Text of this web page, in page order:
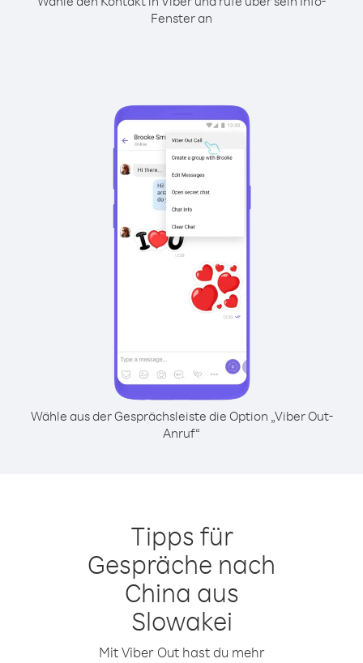
Fenster an
Wähle aus der Gesprächsleiste die Option „Viber Out-
Anruf“
Tipps für
Gespräche nach
China aus
Slowakei
Mit Viber Out hast du mehr